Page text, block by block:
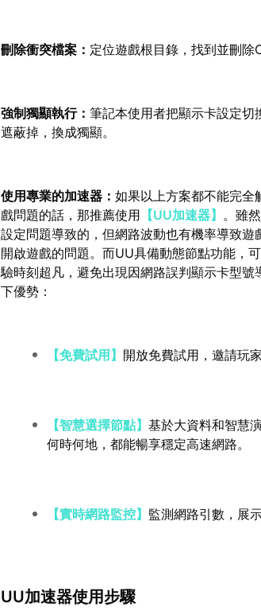
刪除衝突檔案： 定位遊戲根目錄，找到並刪
強制獨顯執行：筆記本使用者把顯示卡設定
遮蔽掉，換成獨顯。
使用專業的加速器：如果以上方案都不能完
戲問題的話，那推薦使用 【UU加速器】 。雖
設定問題導致的，但網路波動也有機率導致
開啟遊戲的問題。而UU具備動態節點功能，
驗時刻超凡，避免出現因網路誤判顯示卡型
下優勢：
【免費試用】 開放免費試用，邀請玩
【智慧選擇節點】基於大資料和智慧
何時何地，都能暢享穩定高速網路。
【實時網路監控】 監測網路引數，展
UU加速器使用步驟